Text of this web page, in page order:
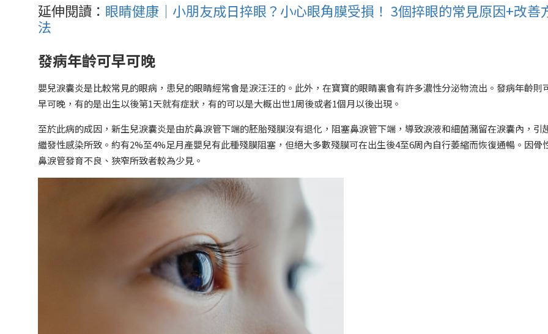
延伸閱讀： 眼睛健康｜小朋友成日捽眼？小心眼角膜受損！ 3個捽眼的常見原因+改善
法
發病年齡可早可晚
嬰兒淚囊炎是比較常見的眼病，患兒的眼睛經常會是淚汪汪的。此外，在寶寶的眼睛裏會有許多濃性分泌物流出。發病年齡則
早可晚，有的是出生以後第1天就有症狀，有的可以是大概出世1周後或者1個月以後出現。
至於此病的成因，新生兒淚囊炎是由於鼻淚管下端的胚胎殘膜沒有退化，阻塞鼻淚管下端，導致淚液和細菌瀦留在淚囊內，引
繼發性感染所致。約有2%至4%足月產嬰兒有此種殘膜阻塞，但絕大多數殘膜可在出生後4至6周內自行萎縮而恢復通暢。因骨
鼻淚管發育不良、狹窄所致者較為少見。